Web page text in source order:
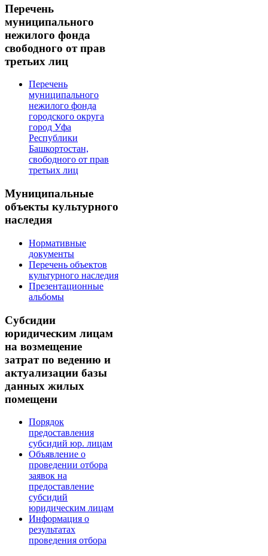
Перечень
муниципального
нежилого фонда
свободного от прав
третьих лиц
Перечень
муниципального
нежилого фонда
городского округа
город Уфа
Республики
Башкортостан,
свободного от прав
третьих лиц
Муниципальные
объекты культурного
наследия
Нормативные
документы
Перечень объектов
культурного наследия
Презентационные
альбомы
Субсидии
юридическим лицам
на возмещение
затрат по ведению и
актуализации базы
данных жилых
помещени
Порядок
предоставления
субсидий юр. лицам
Объявление о
проведении отбора
заявок на
предоставление
субсидий
юридическим лицам
Информация о
результатах
проведения отбора